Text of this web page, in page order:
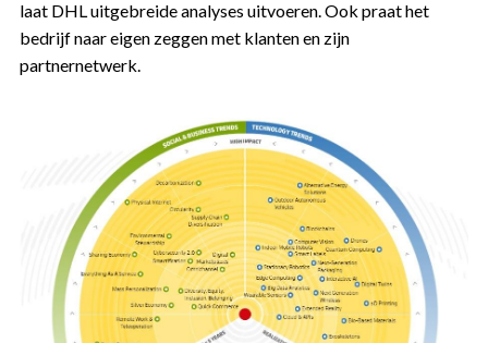
laat DHL uitgebreide analyses uitvoeren. Ook praat het
bedrijf naar eigen zeggen met klanten en zijn
partnernetwerk.